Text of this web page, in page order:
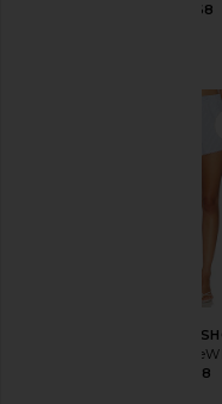
$168
ШОРТЫ
$98